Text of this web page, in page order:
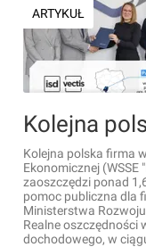
ARTYKUŁ
Kolejna polska firma
Ekonomicznej (WSSE
zaoszczędzi ponad
pomoc publiczna dla
Ministerstwa
Realne oszczędności
dochodowego, w